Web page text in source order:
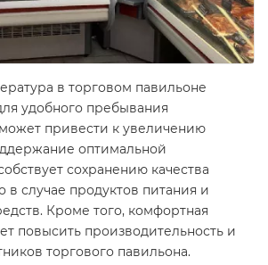
в торговом павильоне
удобного пребывания
привести к увеличению
оптимальной
сохранению качества
в случае продуктов питания и
Кроме того, комфортная
повысить производительность и
торгового павильона.